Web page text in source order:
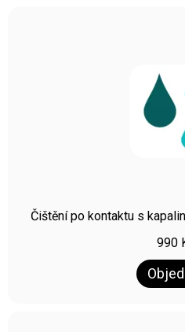
Čištění po kontaktu s
990